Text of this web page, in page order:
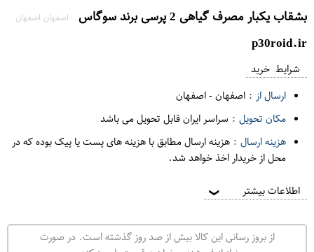
بشقاب یکبار مصرف گیاهی 2 پرسی برند سوگاس اصفهان اصفهان
p30roid.ir
شرایط خرید
ارسال از : اصفهان-اصفهان
مکان تحویل : سراسر ایران قابل تحویل می باشد
هزینه ارسال : هزینه ارسال مطابق با هزینه های پست یا پیک بوده که در
محل از خریدار اخذ خواهد شد.
اطلاعات بیشتر ❯
از بروز رسانی این کالا بیش از صد روز گذشته است. در صورت